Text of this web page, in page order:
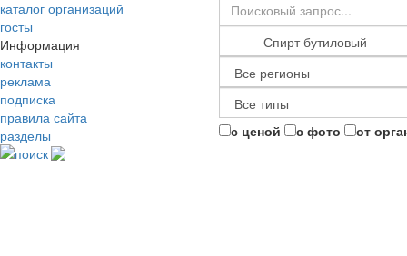
каталог организаций
госты
Информация
контакты
реклама
подписка
правила сайта
разделы
поиск
с ценой с фото от